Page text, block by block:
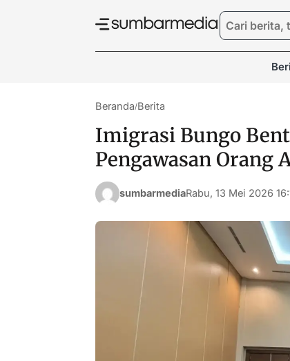
Beranda/Berita
Imigrasi Bungo
Pengawasan Orang
sumbarmediaRabu, 13 Mei 2026